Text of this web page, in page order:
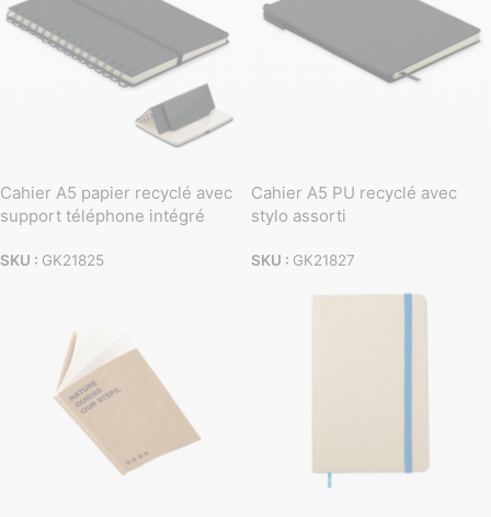
Cahier A5 papier recyclé avec
support téléphone intégré
SKU : GK21825
Cahier A5 PU recyclé avec
stylo assorti
SKU : GK21827